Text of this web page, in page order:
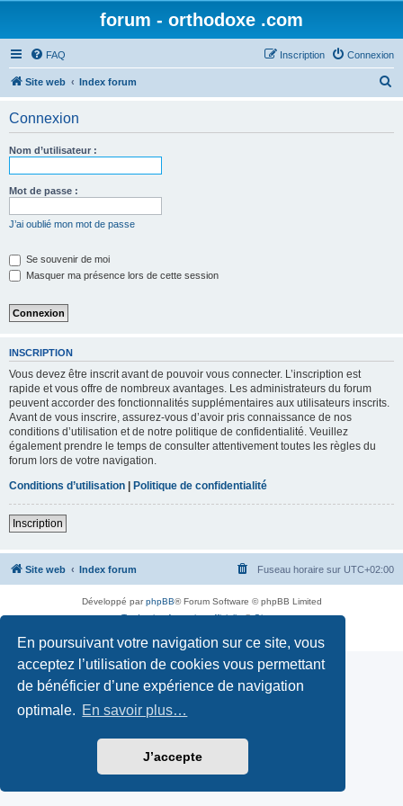
En poursuivant votre navigation sur ce site, vous
acceptez l’utilisation de cookies vous permettant
de bénéficier d’une expérience de navigation
optimale. En savoir plus…
J’accepte
forum - orthodoxe .com
FAQ Connexion
Inscription
Site web Index forum
Connexion
Nom d’utilisateur :
Mot de passe :
J’ai oublié mon mot de passe
Se souvenir de moi
Masquer ma présence lors de cette session
INSCRIPTION
Vous devez être inscrit avant de pouvoir vous connecter. L’inscription est
rapide et vous offre de nombreux avantages. Les administrateurs du forum
peuvent accorder des fonctionnalités supplémentaires aux utilisateurs inscrits.
Avant de vous inscrire, assurez-vous d’avoir pris connaissance de nos
conditions d’utilisation et de notre politique de confidentialité. Veuillez
également prendre le temps de consulter attentivement toutes les règles du
forum lors de votre navigation.
Conditions d’utilisation | Politique de confidentialité
Inscription
Site web Index forum Fuseau horaire sur UTC+02:00
Développé parphpBB® Forum Software © phpBB Limited
Traduction française officielle©Qiaeru